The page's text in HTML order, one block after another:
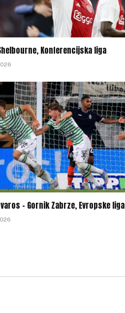
Konferencijska liga
– Gornik Zabrze, Evropske liga